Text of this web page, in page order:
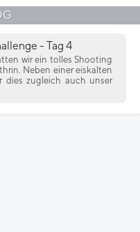
- Tag 4
wir ein tolles Shooting
Neben einer eiskalten
dies zugleich auch unser